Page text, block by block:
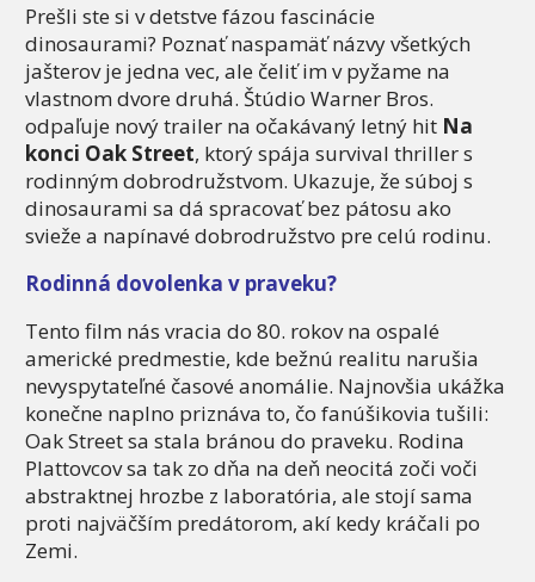
Prešli ste si v detstve fázou fascinácie
dinosaurami? Poznať naspamäť názvy všetkých
jašterov je jedna vec, ale čeliť im v pyžame na
vlastnom dvore druhá. Štúdio Warner Bros.
odpaľuje nový trailer na očakávaný letný hit Na
konci Oak Street, ktorý spája survival thriller s
rodinným dobrodružstvom. Ukazuje, že súboj s
dinosaurami sa dá spracovať bez pátosu ako
svieže a napínavé dobrodružstvo pre celú rodinu.
Rodinná dovolenka v praveku?
Tento film nás vracia do 80. rokov na ospalé
americké predmestie, kde bežnú realitu narušia
nevyspytateľné časové anomálie. Najnovšia ukážka
konečne naplno priznáva to, čo fanúšikovia tušili:
Oak Street sa stala bránou do praveku. Rodina
Plattovcov sa tak zo dňa na deň neocitá zoči voči
abstraktnej hrozbe z laboratória, ale stojí sama
proti najväčším predátorom, akí kedy kráčali po
Zemi.